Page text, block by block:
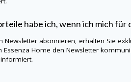
habe ich, wenn ich mich
Newsletter abonnieren, erhalten Sie
Essenza Home den Newsletter